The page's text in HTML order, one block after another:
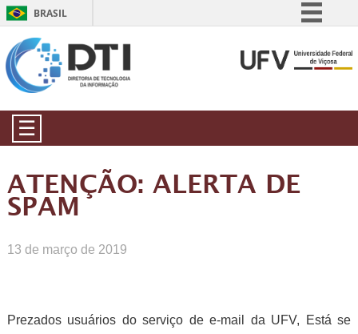
BRASIL
Comunica BR
☰
ATENÇÃO: ALERTA DE
SPAM
13 de março de 2019
Prezados usuários do serviço de e-mail da UFV, Está se